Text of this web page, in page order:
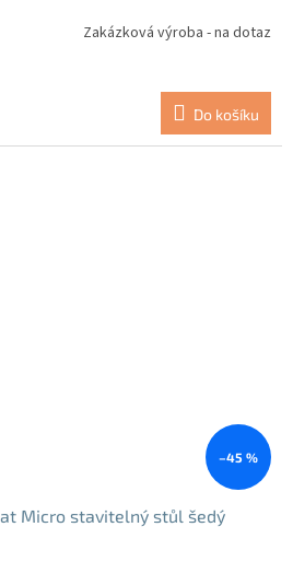
Zakázková výroba - na dotaz
Do košíku
–45 %
Micro stavitelný stůl šedý